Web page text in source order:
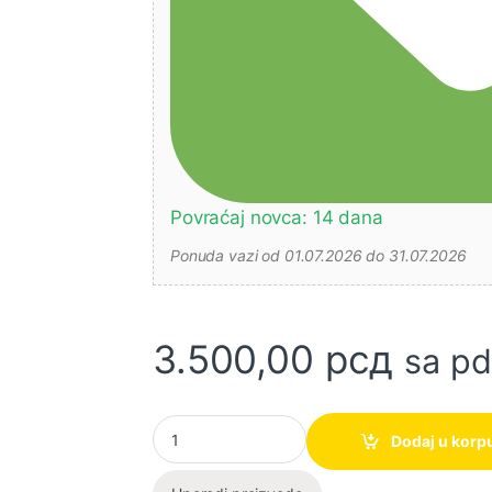
Povraćaj novca: 14 dana
Ponuda vazi od 01.07.2026 do 31.07.2026
3.500,00 рсд sa
Pištolj za lepak PKP 18 E (0603264508)
Dodaj u